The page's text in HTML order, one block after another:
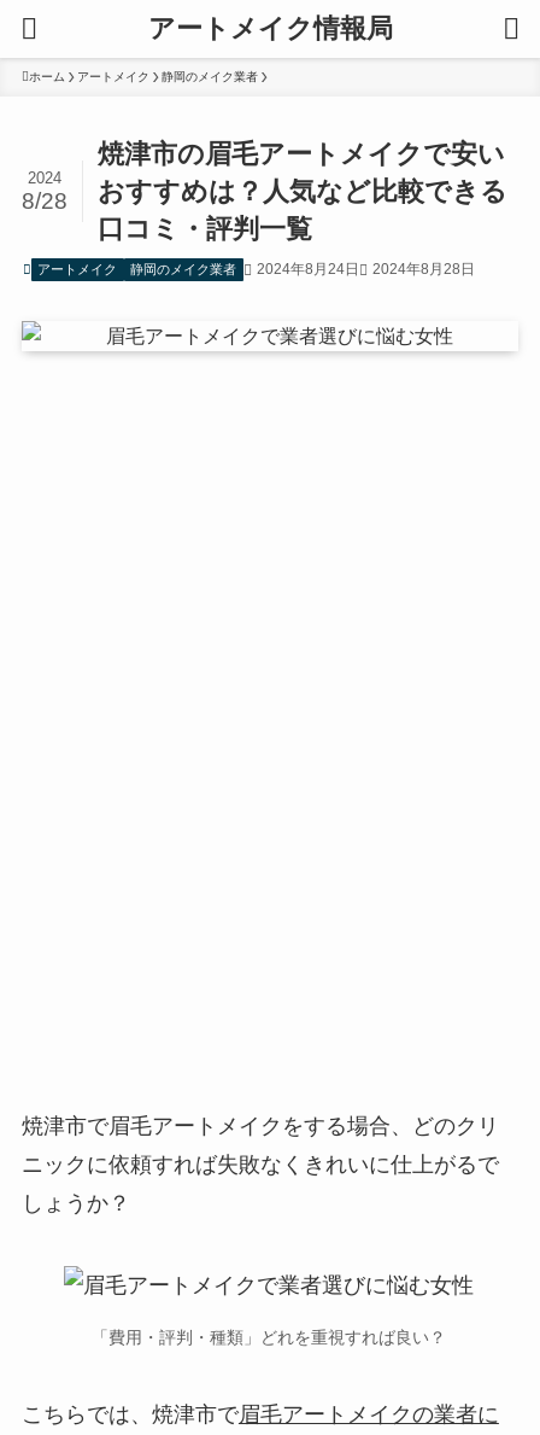
アートメイク情報局
ホーム アートメイク 静岡のメイク業者
焼津市の眉毛アートメイクで安い
おすすめは？人気など比較できる
口コミ・評判一覧
2024
8/28
アートメイク 静岡のメイク業者 2024年8月24日 2024年8月28日
焼津市で眉毛アートメイクをする場合、
どのクリ
ニックに依頼すれば失敗なくきれいに仕上がるで
しょうか？
「費用・評判・種類」どれを重視すれば良い？
こちらでは、焼津市で眉毛アートメイクの業者に